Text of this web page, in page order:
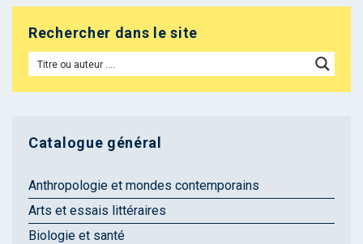
Rechercher dans le site
Catalogue général
Anthropologie et mondes contemporains
Arts et essais littéraires
Biologie et santé